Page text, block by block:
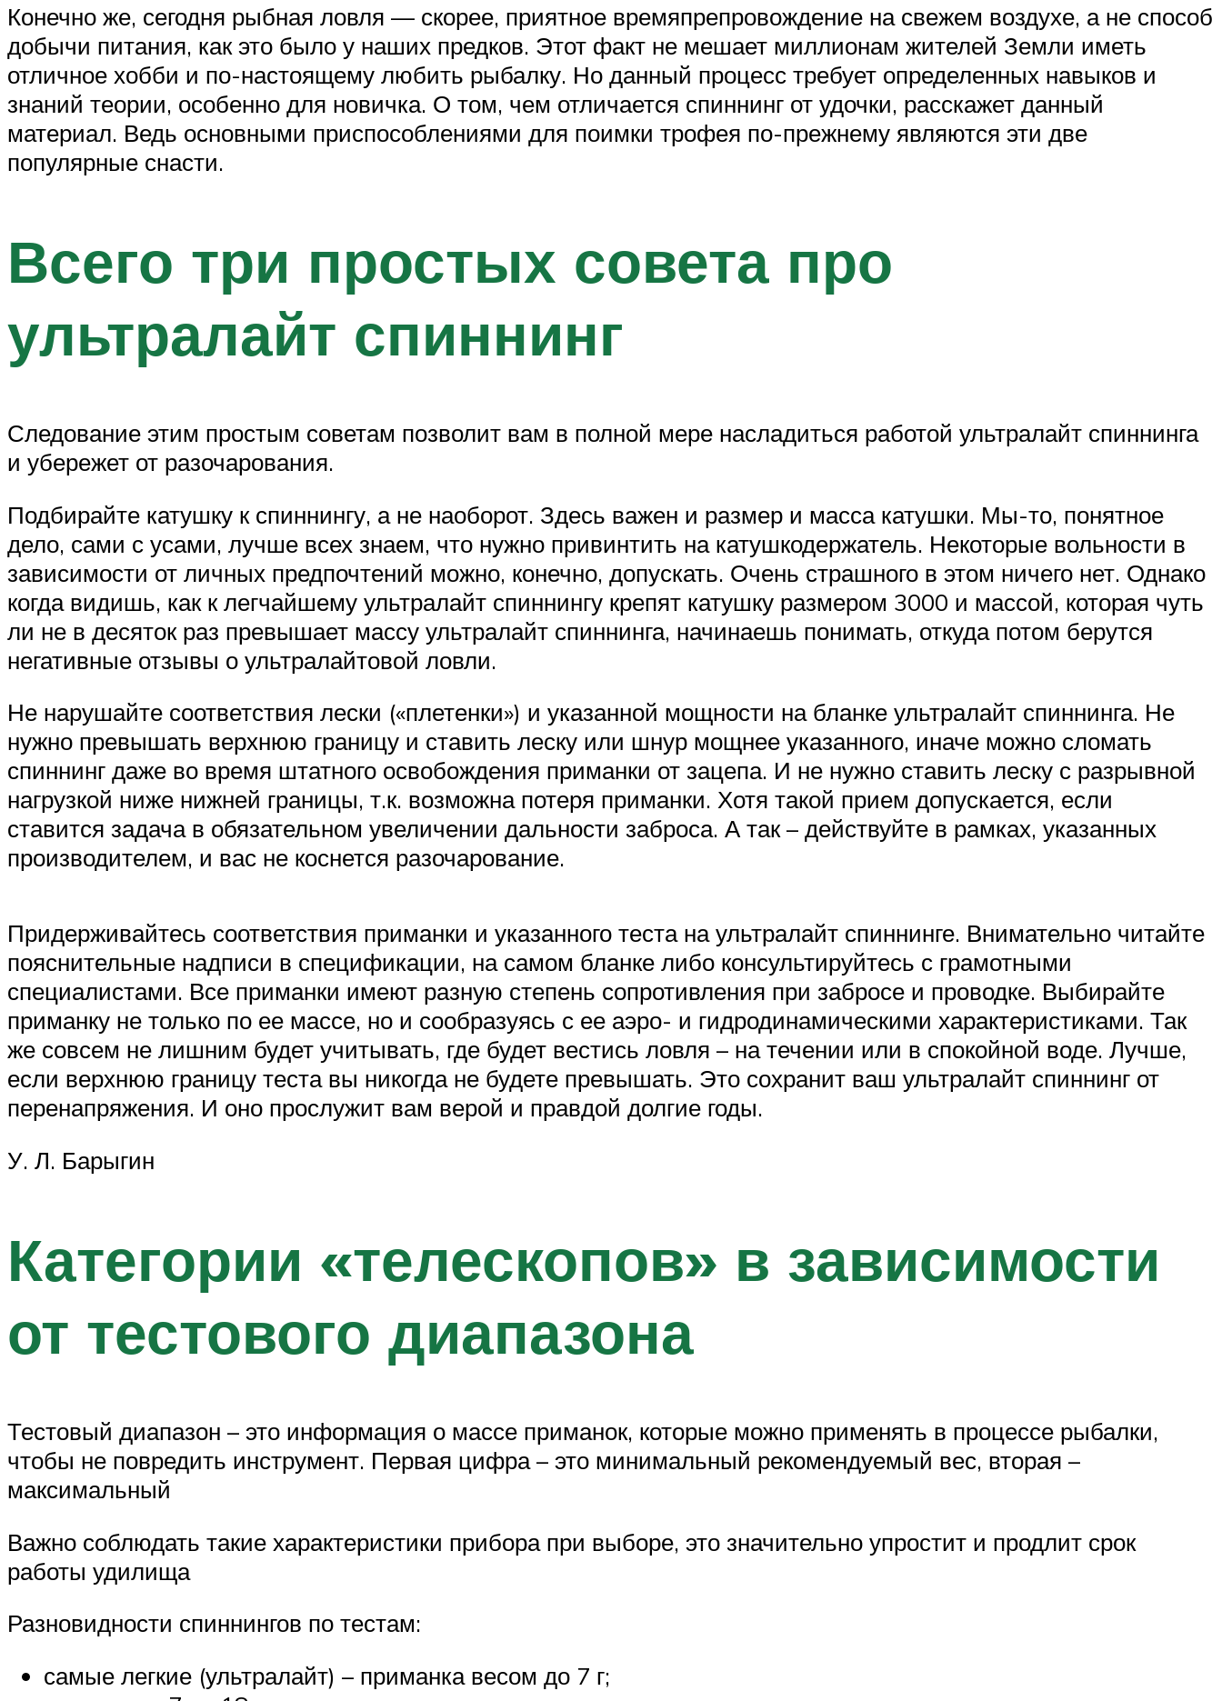
Конечно же, сегодня рыбная ловля — скорее, приятное времяпрепровождение на свежем воздухе, а не способ
добычи питания, как это было у наших предков. Этот факт не мешает миллионам жителей Земли иметь
отличное хобби и по-настоящему любить рыбалку. Но данный процесс требует определенных навыков и
знаний теории, особенно для новичка. О том, чем отличается спиннинг от удочки, расскажет данный
материал. Ведь основными приспособлениями для поимки трофея по-прежнему являются эти две
популярные снасти.
Всего три простых совета про
ультралайт спиннинг
Следование этим простым советам позволит вам в полной мере насладиться работой ультралайт спиннинга
и убережет от разочарования.
Подбирайте катушку к спиннингу, а не наоборот. Здесь важен и размер и масса катушки. Мы-то, понятное
дело, сами с усами, лучше всех знаем, что нужно привинтить на катушкодержатель. Некоторые вольности в
зависимости от личных предпочтений можно, конечно, допускать. Очень страшного в этом ничего нет. Однако
когда видишь, как к легчайшему ультралайт спиннингу крепят катушку размером 3000 и массой, которая чуть
ли не в десяток раз превышает массу ультралайт спиннинга, начинаешь понимать, откуда потом берутся
негативные отзывы о ультралайтовой ловли.
Не нарушайте соответствия лески («плетенки») и указанной мощности на бланке ультралайт спиннинга. Не
нужно превышать верхнюю границу и ставить леску или шнур мощнее указанного, иначе можно сломать
спиннинг даже во время штатного освобождения приманки от зацепа. И не нужно ставить леску с разрывной
нагрузкой ниже нижней границы, т.к. возможна потеря приманки. Хотя такой прием допускается, если
ставится задача в обязательном увеличении дальности заброса. А так – действуйте в рамках, указанных
производителем, и вас не коснется разочарование.
Придерживайтесь соответствия приманки и указанного теста на ультралайт спиннинге. Внимательно читайте
пояснительные надписи в спецификации, на самом бланке либо консультируйтесь с грамотными
специалистами. Все приманки имеют разную степень сопротивления при забросе и проводке. Выбирайте
приманку не только по ее массе, но и сообразуясь с ее аэро- и гидродинамическими характеристиками. Так
же совсем не лишним будет учитывать, где будет вестись ловля – на течении или в спокойной воде. Лучше,
если верхнюю границу теста вы никогда не будете превышать. Это сохранит ваш ультралайт спиннинг от
перенапряжения. И оно прослужит вам верой и правдой долгие годы.
У. Л. Барыгин
Категории «телескопов» в зависимости
от тестового диапазона
Тестовый диапазон – это информация о массе приманок, которые можно применять в процессе рыбалки,
чтобы не повредить инструмент. Первая цифра – это минимальный рекомендуемый вес, вторая –
максимальный
Важно соблюдать такие характеристики прибора при выборе, это значительно упростит и продлит срок
работы удилища
Разновидности спиннингов по тестам:
самые легкие (ультралайт) – приманка весом до 7 г;